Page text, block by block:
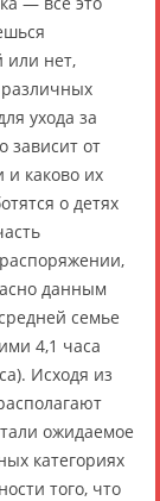
или нет,
ухода за
зависит от
и каково их
о детях
данным
семье
4,1 часа
Исходя из
ожидаемое
категориях
того, что